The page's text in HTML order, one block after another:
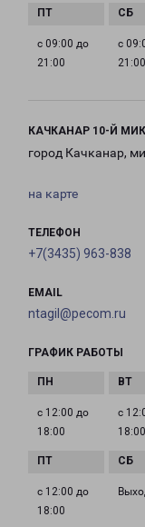
с 09:00 до
21:00
с
21:00
КАЧКАНАР 10-Й
город Качканар,
на карте
ТЕЛЕФОН
+7(3435) 963-838
EMAIL
ntagil@pecom.ru
ГРАФИК РАБОТЫ
с 12:00 до
18:00
с
18:00
с 12:00 до
18:00